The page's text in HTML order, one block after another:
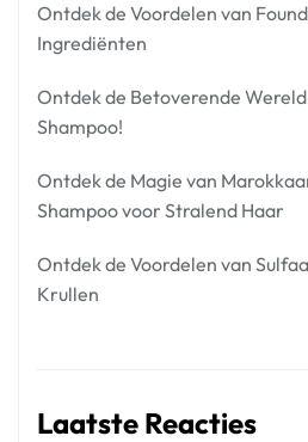
Ontdek de Voordelen van
Ingrediënten
Ontdek de Betoverende
Shampoo!
Ontdek de Magie van
Shampoo voor Stralend Haar
Ontdek de Voordelen van
Krullen
Laatste Reacties